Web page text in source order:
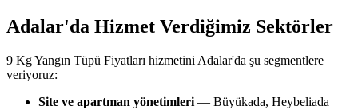
Adalar'da Hizmet Verdiğimiz Sektörler
9 Kg Yangın Tüpü Fiyatları hizmetini Adalar'da şu segmentlere
veriyoruz:
Site ve apartman yönetimleri — Büyükada, Heybeliada